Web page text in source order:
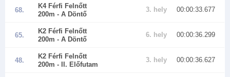
68.
K4 Férfi Felnőtt
200m - A Döntő
3. hely 00:00:33.677
65.
K2 Férfi Felnőtt
200m - A Döntő
6. hely 00:00:36.299
48.
K2 Férfi Felnőtt
200m - II. Előfutam
3. hely 00:00:36.627